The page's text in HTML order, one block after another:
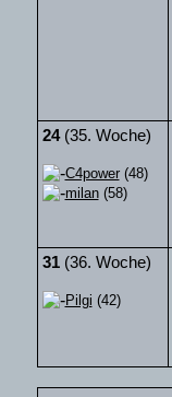
24(35. Woche)
C4power(48)
milan(58)
31(36. Woche)
Pilgi (42)